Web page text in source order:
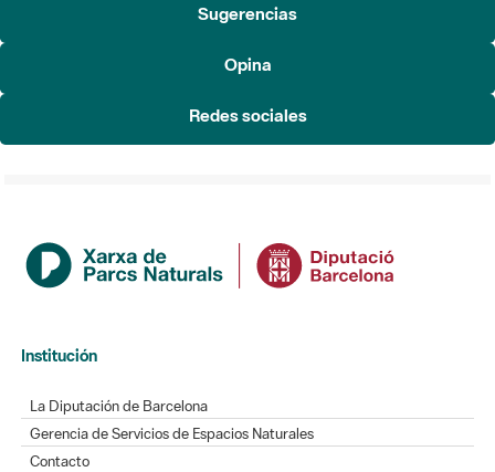
Sugerencias
Opina
Redes sociales
Institución
La Diputación de Barcelona
Gerencia de Servicios de Espacios Naturales
Contacto